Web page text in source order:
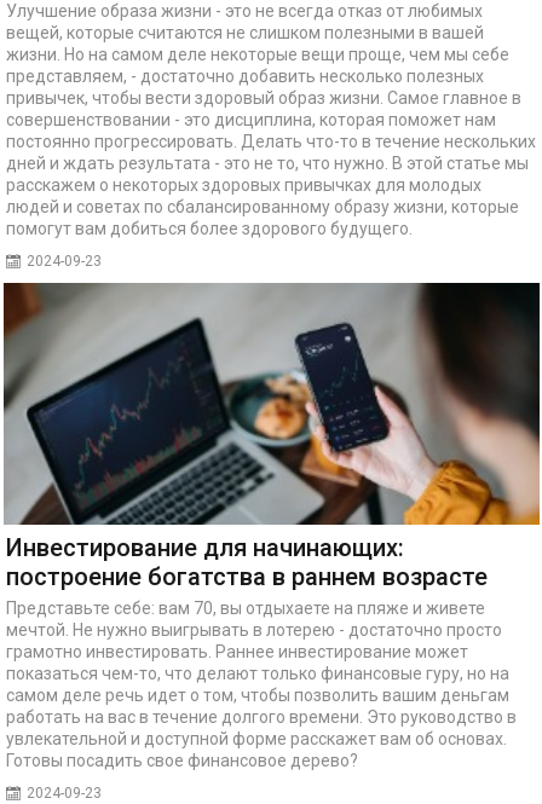
Улучшение образа жизни - это не всегда отказ от любимых
вещей, которые считаются не слишком полезными в вашей
жизни. Но на самом деле некоторые вещи проще, чем мы себе
представляем, - достаточно добавить несколько полезных
привычек, чтобы вести здоровый образ жизни. Самое главное в
совершенствовании - это дисциплина, которая поможет нам
постоянно прогрессировать. Делать что-то в течение нескольких
дней и ждать результата - это не то, что нужно. В этой статье мы
расскажем о некоторых здоровых привычках для молодых
людей и советах по сбалансированному образу жизни, которые
помогут вам добиться более здорового будущего.
2024-09-23
Инвестирование для начинающих:
построение богатства в раннем возрасте
Представьте себе: вам 70, вы отдыхаете на пляже и живете
мечтой. Не нужно выигрывать в лотерею - достаточно просто
грамотно инвестировать. Раннее инвестирование может
показаться чем-то, что делают только финансовые гуру, но на
самом деле речь идет о том, чтобы позволить вашим деньгам
работать на вас в течение долгого времени. Это руководство в
увлекательной и доступной форме расскажет вам об основах.
Готовы посадить свое финансовое дерево?
2024-09-23